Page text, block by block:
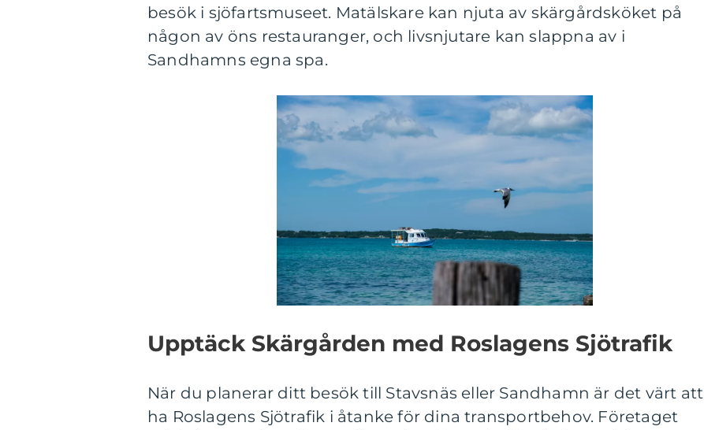
besök i sjöfartsmuseet. Matälskare kan njuta av skärgårdsköket på
någon av öns restauranger, och livsnjutare kan slappna av i
Sandhamns egna spa.
Upptäck Skärgården med Roslagens Sjötrafik
När du planerar ditt besök till Stavsnäs eller Sandhamn är det värt att
ha Roslagens Sjötrafik i åtanke för dina transportbehov. Företaget